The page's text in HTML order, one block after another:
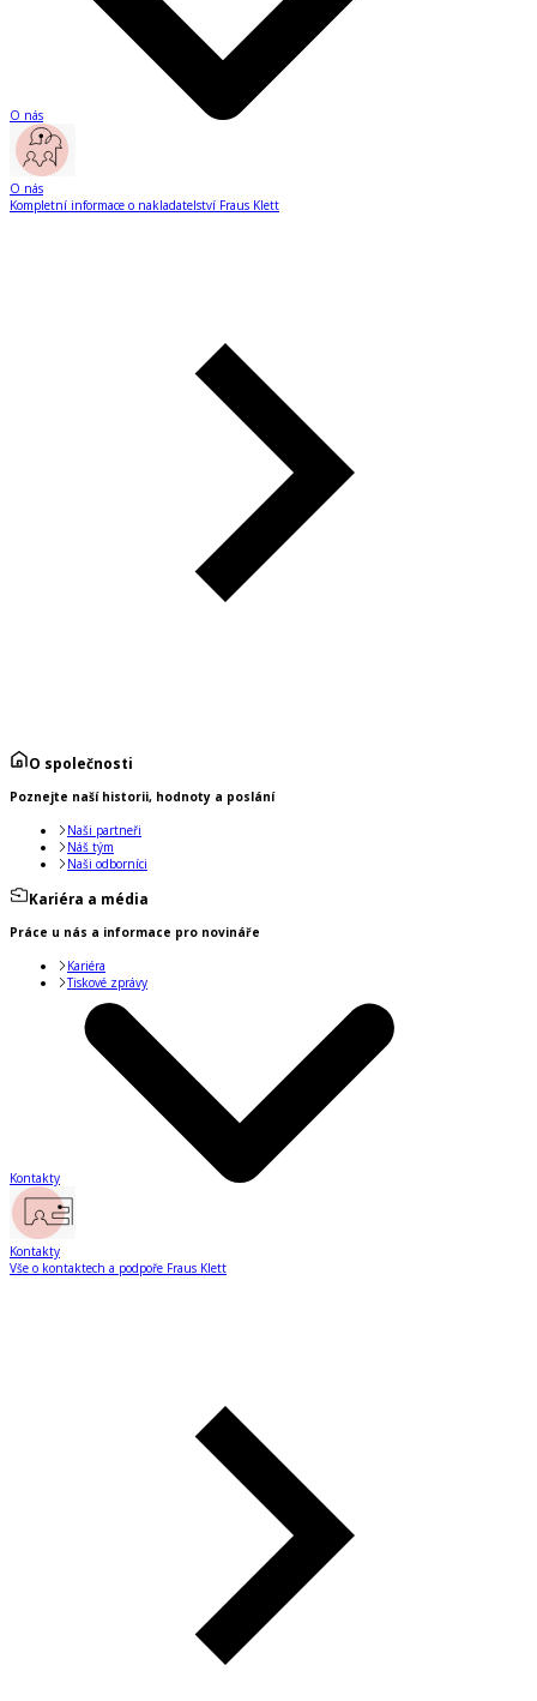
O nás
O nás
Kompletní informace o nakladatelství Fraus Klett
O společnosti
Poznejte naší historii, hodnoty a poslání
Naši partneři
Náš tým
Naši odborníci
Kariéra a média
Práce u nás a informace pro novináře
Kariéra
Tiskové zprávy
Kontakty
Kontakty
Vše o kontaktech a podpoře Fraus Klett